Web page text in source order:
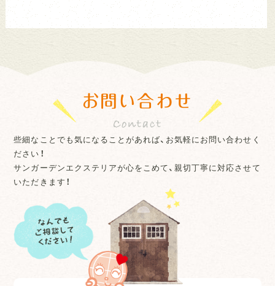
お問い合わせ
些細なことでも気になることがあれば、お気軽にお問い合わせく
ださい！
サンガーデンエクステリアが心をこめて、親切丁寧に対応させて
いただきます！